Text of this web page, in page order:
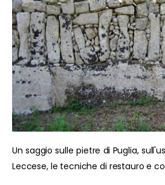
Un saggio sulle pietre di Puglia,
Leccese, le tecniche di restauro e